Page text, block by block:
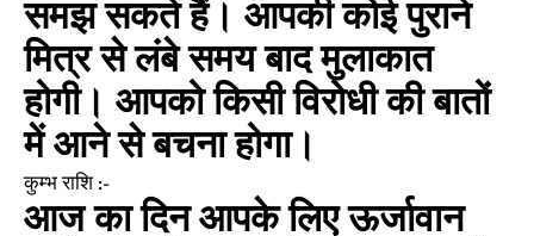
समझ सकते हैं। आपकी कोई पुराने
मित्र से लंबे समय बाद मुलाकात
होगी। आपको किसी विरोधी की बातों
में आने से बचना होगा।
कुम्भ राशि :-
आज का दिन आपके लिए ऊर्जावान